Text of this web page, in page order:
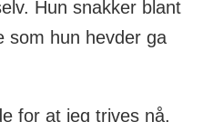
Hun snakker blant
hun hevder ga
for at jeg trives nå,